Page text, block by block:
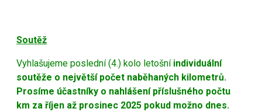
Soutěž
Vyhlašujeme poslední (4.) kolo letošní individuální
soutěže o největší počet naběhaných kilometrů.
Prosíme účastníky o nahlášení příslušného počtu
km za říjen až prosinec 2025 pokud možno dnes.